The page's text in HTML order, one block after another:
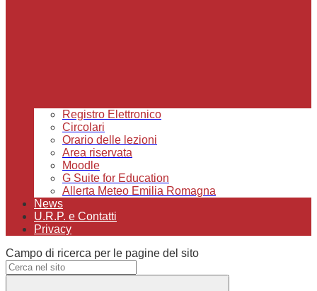
Registro Elettronico
Circolari
Orario delle lezioni
Area riservata
Moodle
G Suite for Education
Allerta Meteo Emilia Romagna
News
U.R.P. e Contatti
Privacy
Campo di ricerca per le pagine del sito